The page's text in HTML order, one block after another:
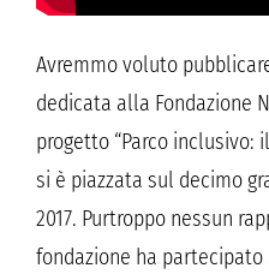
Avremmo voluto
dedicata alla Fondazione
progetto “Parco inclusivo:
si è piazzata sul decimo
2017. Purtroppo nessun
fondazione ha